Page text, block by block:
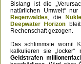
Bislang ist die
natürlichen Umwelt“
Regenwaldes, die
Deepwater Horizon
Rechenschaft gezogen.
Das schlimmste womit
kalkulieren sie
Geldstrafen